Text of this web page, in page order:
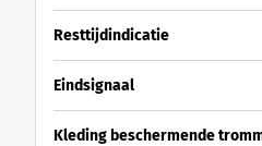
Resttijdindicatie
Eindsignaal
Kleding beschermende